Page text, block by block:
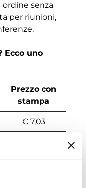
senza
per riunioni,
Ecco uno
Prezzo con
stampa
€ 7,03
€ 5,86